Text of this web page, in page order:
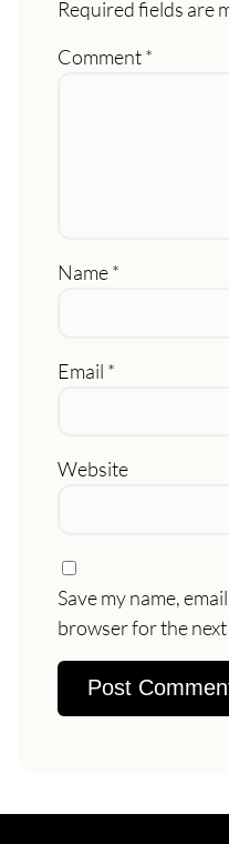
Required fields are
Comment*
Name*
Email *
Website
Save my name,
browser for the